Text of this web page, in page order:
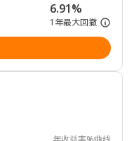
6.91%
1年最大回撤